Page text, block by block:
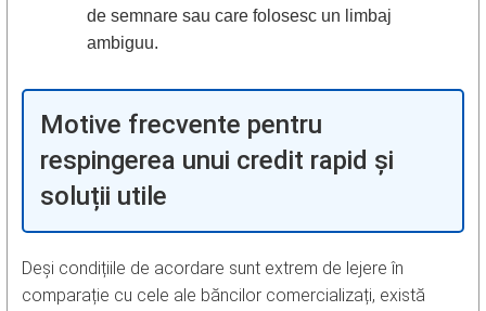
de semnare sau care folosesc un limbaj
ambiguu.
Motive frecvente pentru
respingerea unui credit rapid și
soluții utile
Deși condițiile de acordare sunt extrem de lejere în
comparație cu cele ale băncilor comercializați, există